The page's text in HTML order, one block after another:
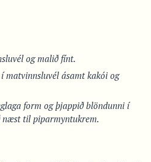
og malið fínt.
matvinnsluvél ásamt kakói og
form og þjappið blöndunni í
næst til piparmyntukrem.